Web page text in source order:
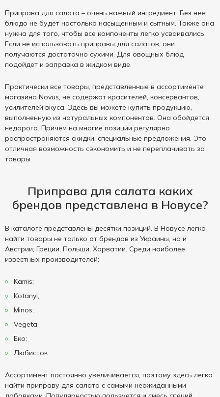
Приправа для салата – очень важный ингредиент. Без нее
блюдо не будет настолько насыщенным и сытным. Также она
нужна для того, чтобы все компоненты легко усваивались.
Если не использовать приправы для салатов, они
получаются достаточно сухими. Для овощных блюд
подойдет и заправка в жидком виде.
Практически все товары, представленные в ассортименте
магазина Novus, не содержат красителей, консервантов,
усилителей вкуса. Здесь вы можете купить продукцию,
выполненную из натуральных компонентов. Она обойдется
недорого. Причем на многие позиции регулярно
распространяются скидки, специальные предложения. Это
отличная возможность сэкономить и не переплачивать за
товары.
Приправа для салата каких
брендов представлена в Новусе?
В каталоге представлены десятки позиций. В Новусе легко
найти товары не только от брендов из Украины, но и
Австрии, Греции, Польши, Хорватии. Среди наиболее
известных производителей:
Kamis;
Kotanyi;
Minos;
Vegeta;
Еко;
Любисток.
Ассортимент постоянно увеличивается, поэтому здесь легко
найти приправу для салата с самыми неожиданными